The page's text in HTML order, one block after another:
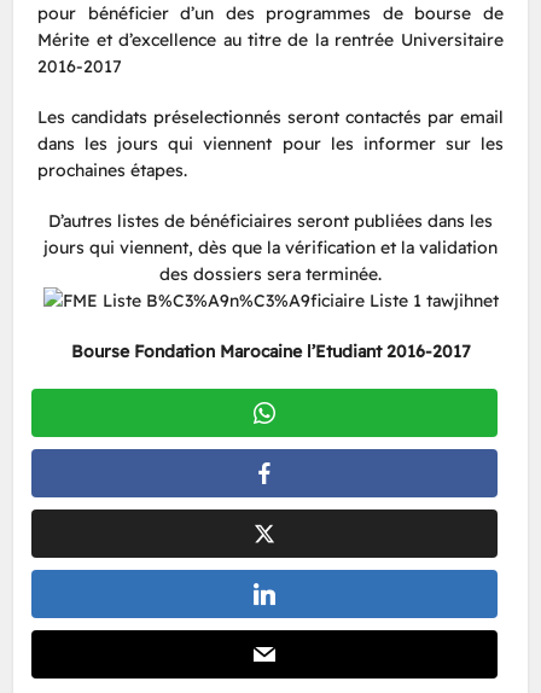
pour bénéficier d’un des programmes de bourse de
Mérite et d’excellence au titre de la rentrée Universitaire
2016-2017
Les candidats préselectionnés seront contactés par email
dans les jours qui viennent pour les informer sur les
prochaines étapes.
D’autres listes de bénéficiaires seront publiées dans les
jours qui viennent, dès que la vérification et la validation
des dossiers sera terminée.
Bourse Fondation Marocaine l’Etudiant 2016-2017